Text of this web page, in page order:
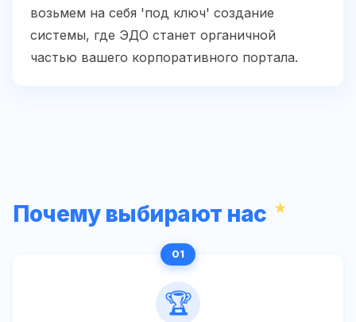
возьмем на себя 'под ключ' создание
системы, где ЭДО станет органичной
частью вашего корпоративного портала.
Почему выбирают нас
🏆